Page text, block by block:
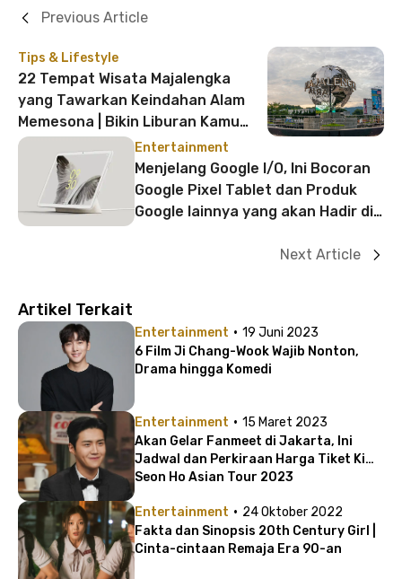
Tips & Lifestyle
22 Tempat Wisata Majalengka
yang Tawarkan Keindahan Alam
Memesona | Bikin Liburan Kamu
Semakin Seru!
Previous Article
Entertainment
Menjelang Google I/O, Ini Bocoran
Google Pixel Tablet dan Produk
Google lainnya yang akan Hadir di
Next Article
Artikel Terkait
Entertainment · 19 Juni 2023
6 Film Ji Chang-Wook Wajib Nonton,
Drama hingga Komedi
Entertainment · 15 Maret 2023
Akan Gelar Fanmeet di Jakarta, Ini
Jadwal dan Perkiraan Harga Tiket Kim
Seon Ho Asian Tour 2023
Entertainment · 24 Oktober 2022
Fakta dan Sinopsis 20th Century Girl |
Cinta-cintaan Remaja Era 90-an